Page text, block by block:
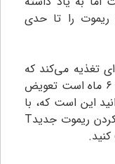
ریموت را تا حدی
تغذیه می‌کند که
باید پس از یک دوره مصرف که معمولا ۶ ماه است تعویض
این است که، با
مفقود شدن ریموت کنترل قبل از ست کردن ریموت جدیدT